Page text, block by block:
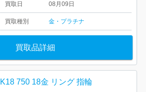
買取日 08月09日
買取種別 金・プラチナ
買取品詳細
K18 750 18金 リング 指輪